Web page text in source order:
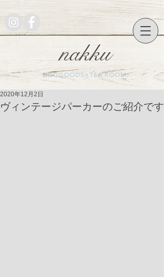
nakku
DOGGOODS+TEA ROOM
ヴィンテージパーカーのご紹介です
2020年12月2日